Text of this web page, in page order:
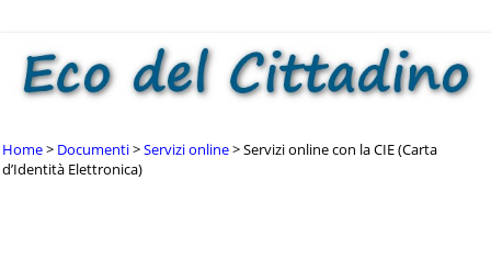
Home Documenti Servizi online
Servizi online con la CIE (Carta
d’Identità Elettronica)